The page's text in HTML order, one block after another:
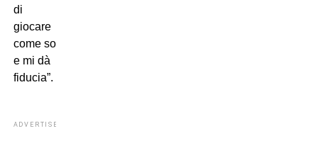
di
giocare
come so
e mi dà
fiducia”.
ADVERTISEMENT